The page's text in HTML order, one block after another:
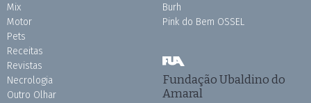
Mix
Motor
Pets
Receitas
Revistas
Necrologia
Outro Olhar
Burh
Pink do Bem OSSEL
Fundação Ubaldino do
Amaral